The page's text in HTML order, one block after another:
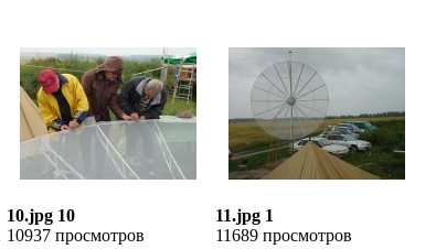
10.jpg 10
10937 просмотров
11.jpg 1
11689 просмотров